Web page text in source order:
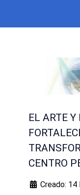
EL ARTE Y
CENTRO
Creado: 14